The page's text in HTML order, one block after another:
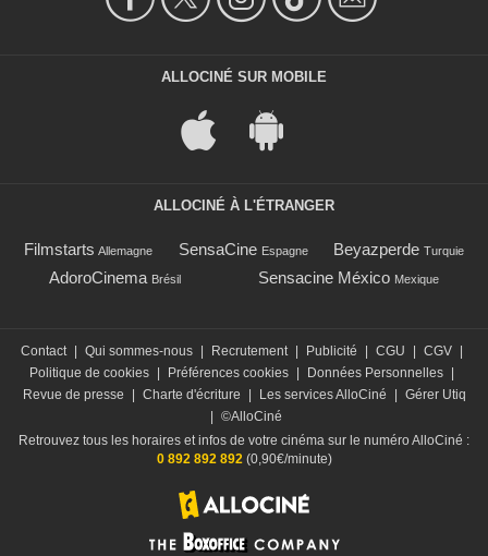
ALLOCINÉ SUR MOBILE
ALLOCINÉ À L'ÉTRANGER
Filmstarts Allemagne SensaCine Espagne Beyazperde Turquie
AdoroCinema Brésil Sensacine México Mexique
Contact | Qui sommes-nous | Recrutement | Publicité | CGU | CGV |
Politique de cookies | Préférences cookies | Données Personnelles |
Revue de presse
| Charte d'écriture | Les services AlloCiné | Gérer Utiq
| ©AlloCiné
Retrouvez tous les horaires et infos de votre cinéma sur le numéro AlloCiné :
0 892 892 892 (0,90€/minute)